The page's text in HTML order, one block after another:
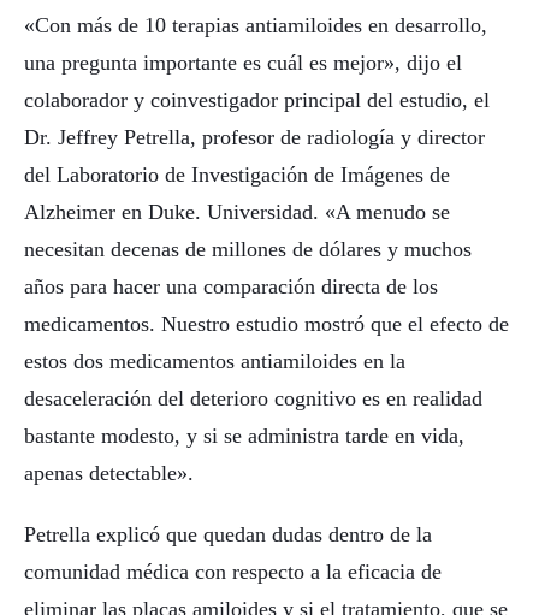
«Con más de 10 terapias antiamiloides en desarrollo,
una pregunta importante es cuál es mejor», dijo el
colaborador y coinvestigador principal del estudio, el
Dr. Jeffrey Petrella, profesor de radiología y director
del Laboratorio de Investigación de Imágenes de
Alzheimer en Duke. Universidad. «A menudo se
necesitan decenas de millones de dólares y muchos
años para hacer una comparación directa de los
medicamentos. Nuestro estudio mostró que el efecto de
estos dos medicamentos antiamiloides en la
desaceleración del deterioro cognitivo es en realidad
bastante modesto, y si se administra tarde en vida,
apenas detectable».
Petrella explicó que quedan dudas dentro de la
comunidad médica con respecto a la eficacia de
eliminar las placas amiloides y si el tratamiento, que se